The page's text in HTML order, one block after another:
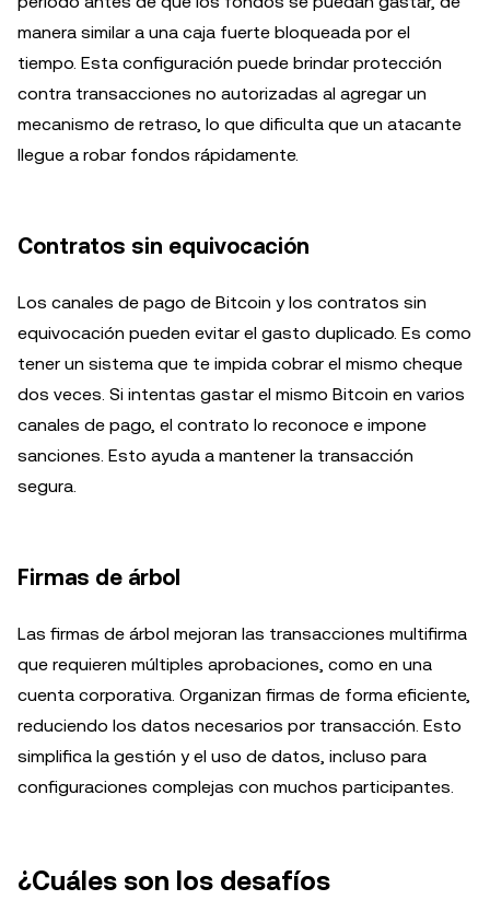
manera similar a una caja fuerte bloqueada por el
tiempo. Esta configuración puede brindar protección
contra transacciones no autorizadas al agregar un
mecanismo de retraso, lo que dificulta que un atacante
llegue a robar fondos rápidamente.
Contratos sin equivocación
Los canales de pago de Bitcoin y los contratos sin
equivocación pueden evitar el gasto duplicado. Es como
tener un sistema que te impida cobrar el mismo cheque
dos veces. Si intentas gastar el mismo Bitcoin en varios
canales de pago, el contrato lo reconoce e impone
sanciones. Esto ayuda a mantener la transacción
segura.
Firmas de árbol
Las firmas de árbol mejoran las transacciones multifirma
que requieren múltiples aprobaciones, como en una
cuenta corporativa. Organizan firmas de forma eficiente,
reduciendo los datos necesarios por transacción. Esto
simplifica la gestión y el uso de datos, incluso para
configuraciones complejas con muchos participantes.
¿Cuáles son los desafíos